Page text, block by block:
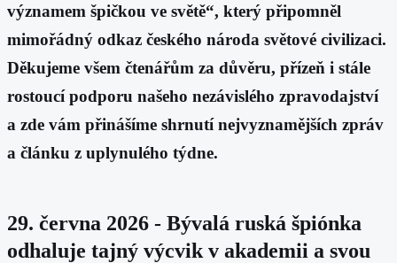
významem špičkou ve světě“, který připomněl
mimořádný odkaz českého národa světové civilizaci.
Děkujeme všem čtenářům za důvěru, přízeň i stále
rostoucí podporu našeho nezávislého zpravodajství
a zde vám přinášíme shrnutí nejvyznamějších zpráv
a článku z uplynulého týdne.
29. června 2026 - Bývalá ruská špiónka
odhaluje tajný výcvik v akademii a svou